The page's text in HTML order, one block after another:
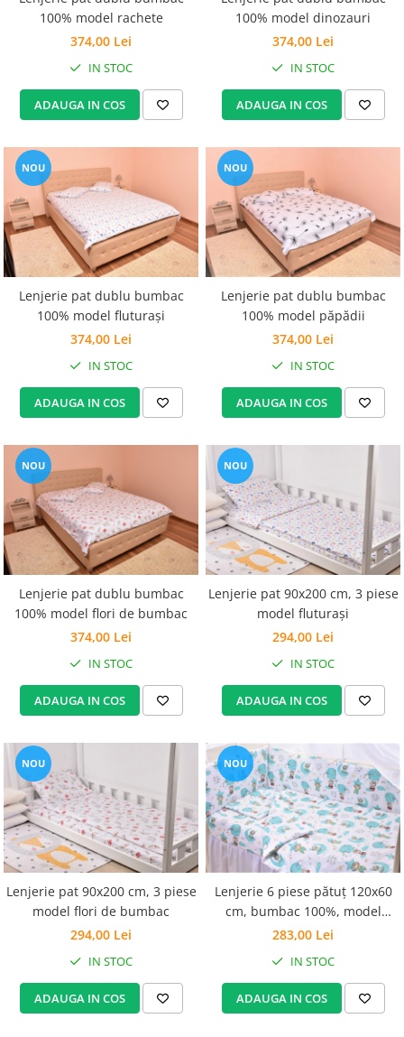
Set Pilota si Perne
Pilota Perne si Lenjerie
Pilota si Perne Ieftine
Pilote si Perne Romanesti
100% model rachete
374,00 Lei
IN STOC
ADAUGA IN COS
100% model dinozauri
374,00 Lei
IN STOC
ADAUGA IN COS
NOU
Lenjerie pat dublu bumbac
100% model fluturași
374,00 Lei
IN STOC
ADAUGA IN COS
NOU
Lenjerie pat dublu bumbac
100% model păpădii
374,00 Lei
IN STOC
ADAUGA IN COS
NOU
Lenjerie pat dublu bumbac
100% model flori de bumbac
374,00 Lei
IN STOC
ADAUGA IN COS
NOU
Lenjerie pat 90x200 cm, 3 piese
model fluturași
294,00 Lei
IN STOC
ADAUGA IN COS
NOU
Lenjerie pat 90x200 cm, 3 piese
model flori de bumbac
294,00 Lei
IN STOC
ADAUGA IN COS
NOU
Lenjerie 6 piese pătuț 120x60
cm, bumbac 100%, model
Ursuleți în balon
283,00 Lei
IN STOC
ADAUGA IN COS